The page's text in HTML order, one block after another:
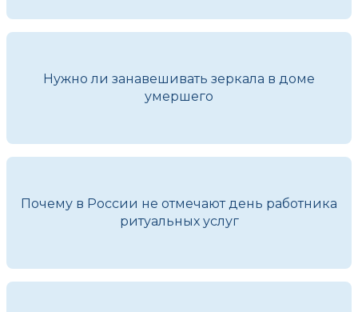
Нужно ли занавешивать зеркала в доме
умершего
Почему в России не отмечают день работника
ритуальных услуг